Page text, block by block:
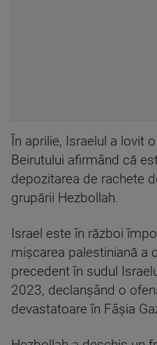
În aprilie, Israelul a lovit
Beirutului afirmând că
depozitarea de rachete
grupării Hezbollah.
Israel este în război
mişcarea palestiniană a
precedent în sudul
2023, declanşând o
devastatoare în Fâşia